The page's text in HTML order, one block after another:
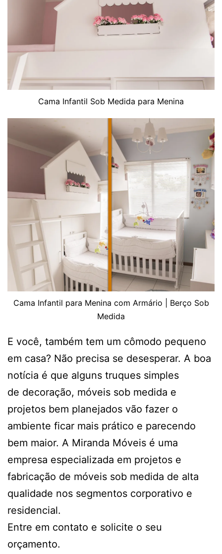
Cama Infantil Sob Medida para Menina
Cama Infantil para Menina com Armário | Berço Sob
Medida
E você, também tem um cômodo pequeno
em casa? Não precisa se desesperar. A boa
notícia é que alguns truques simples
de decoração, móveis sob medida e
projetos bem planejados vão fazer o
ambiente ficar mais prático e parecendo
bem maior. A Miranda Móveis é uma
empresa especializada em projetos e
fabricação de móveis sob medida de alta
qualidade nos segmentos corporativo e
residencial.
Entre em contato e solicite o seu
orçamento.